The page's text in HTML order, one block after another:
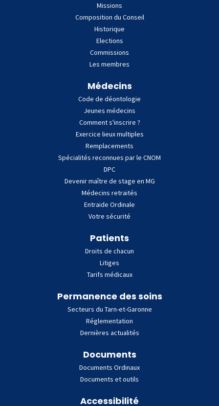
Missions
Composition du Conseil
Historique
Elections
Commissions
Les membres
Médecins
Code de déontologie
Jeunes médecins
Comment s'inscrire ?
Exercice lieux multiples
Remplacements
Spécialités reconnues par le CNOM
DPC
Devenir maître de stage en MG
Médecins retraités
Entraide Ordinale
Votre sécurité
Patients
Droits de chacun
Litiges
Tarifs médicaux
Permanence des soins
Secteurs du Tarn-et-Garonne
Réglementation
Dernières actualités
Documents
Documents Ordinaux
Documents et outils
Accessibilité